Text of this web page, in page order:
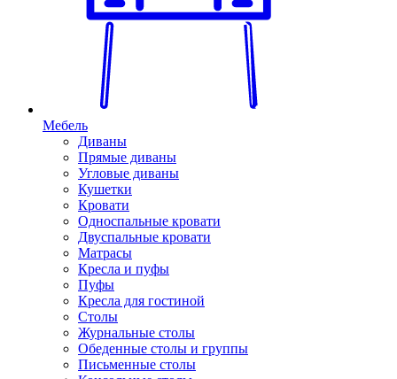
Мебель
Диваны
Прямые диваны
Угловые диваны
Кушетки
Кровати
Односпальные кровати
Двуспальные кровати
Матрасы
Кресла и пуфы
Пуфы
Кресла для гостиной
Столы
Журнальные столы
Обеденные столы и группы
Письменные столы